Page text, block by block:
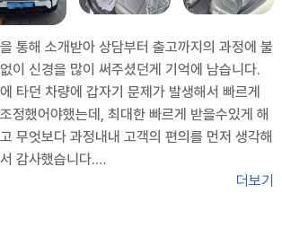
통해 소개받아 상담부터 출고까지의 과정에 불
이 신경을 많이 써주셨던게 기억에 남습니다.
타던 차량에 갑자기 문제가 발생해서 빠르게
정했어야했는데, 최대한 빠르게 받을수있게 해
무엇보다 과정내내 고객의 편의를 먼저 생각해
감사했습니다.
에 차 알아보는 지인들 소개 시켜주려구요~ 감사
더보기